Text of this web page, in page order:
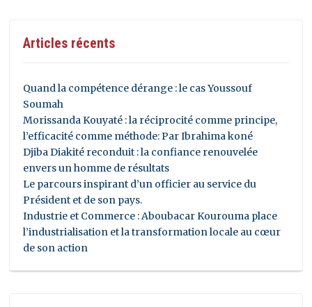
Articles récents
Quand la compétence dérange : le cas Youssouf
Soumah
Morissanda Kouyaté : la réciprocité comme principe,
l’efficacité comme méthode: Par Ibrahima koné
Djiba Diakité reconduit : la confiance renouvelée
envers un homme de résultats
Le parcours inspirant d’un officier au service du
Président et de son pays.
Industrie et Commerce : Aboubacar Kourouma place
l’industrialisation et la transformation locale au cœur
de son action